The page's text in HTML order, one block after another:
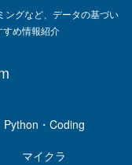
ングなど、データの基づい
め情報紹介
Python・Coding
マイクラ